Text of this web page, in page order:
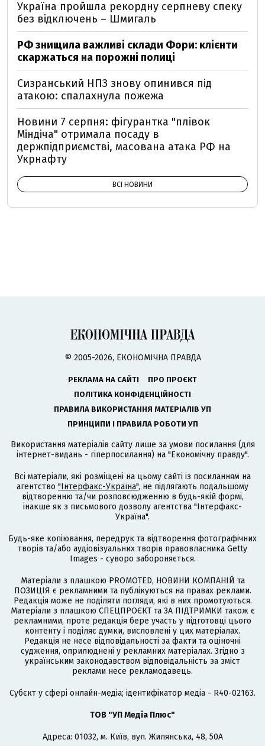
Україна пройшла рекордну серпневу спеку
без відключень – Шмигаль
РФ знищила важливі склади Фори: клієнти
скаржаться на порожні полиці
Сизранський НПЗ знову опинився під
атакою: спалахнула пожежа
Новини 7 серпня: фігурантка "плівок
Міндіча" отримала посаду в
держпідприємстві, масована атака РФ на
Укрнафту
ВСІ НОВИНИ
© 2005-2026, ЕКОНОМІЧНА ПРАВДА
РЕКЛАМА НА САЙТІ
ПРО ПРОЄКТ
ПОЛІТИКА КОНФІДЕНЦІЙНОСТІ
ПРАВИЛА ВИКОРИСТАННЯ МАТЕРІАЛІВ УП
ПРИНЦИПИ І ПРАВИЛА РОБОТИ УП
Використання матеріалів сайту лише за умови посилання (для
інтернет-видань - гіперпосилання) на "Економічну правду".
Всі матеріали, які розміщені на цьому сайті із посиланням на
агентство "Інтерфакс-Україна", не підлягають подальшому
відтворенню та/чи розповсюдженню в будь-якій формі,
інакше як з письмового дозволу агентства "Інтерфакс-
Україна".
Будь-яке копіювання, передрук та відтворення фотографічних
творів та/або аудіовізуальних творів правовласника Getty
Images - суворо забороняється.
Матеріали з плашкою PROMOTED, НОВИНИ КОМПАНІЙ та
ПОЗИЦІЯ є рекламними та публікуються на правах реклами.
Редакція може не поділяти погляди, які в них промотуються.
Матеріали з плашкою СПЕЦПРОЄКТ та ЗА ПІДТРИМКИ також є
рекламними, проте редакція бере участь у підготовці цього
контенту і поділяє думки, висловлені у цих матеріалах.
Редакція не несе відповідальності за факти та оціночні
судження, оприлюднені у рекламних матеріалах. Згідно з
українським законодавством відповідальність за зміст
реклами несе рекламодавець.
Cубєкт у сфері онлайн-медіа; ідентифікатор медіа - R40-02163.
ТОВ "УП Медіа Плюс"
Адреса: 01032, м. Київ, вул. Жилянська, 48, 50А